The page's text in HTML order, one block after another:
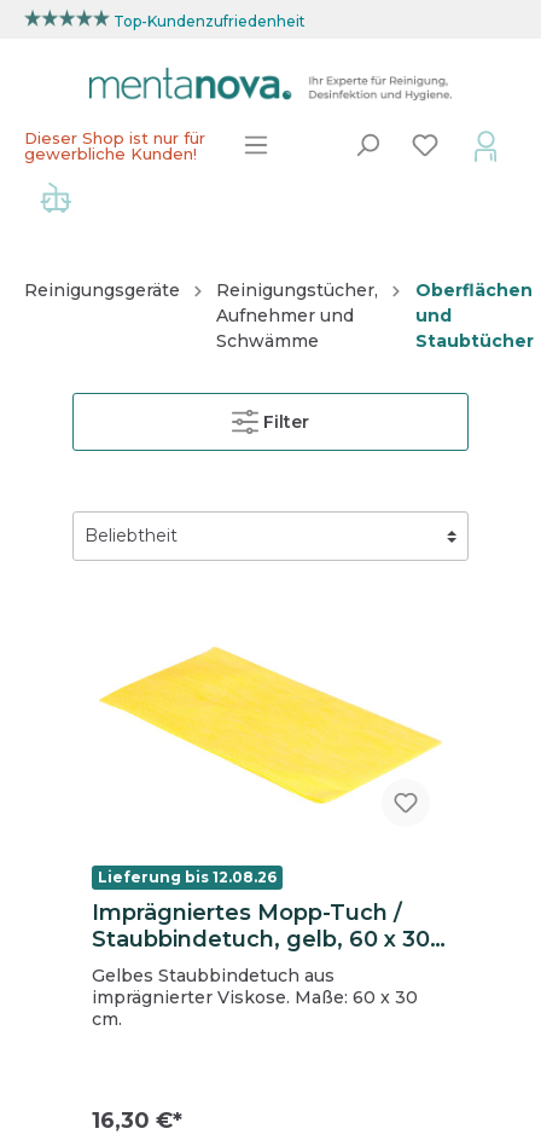
Top-Kundenzufriedenheit
Dieser Shop ist nur für
gewerbliche Kunden!
Reinigungsgeräte
Reinigungstücher,
Aufnehmer und
Schwämme
Oberflächen
und
Staubtücher
Filter
Lieferung bis 12.08.26
Imprägniertes Mopp-Tuch /
Staubbindetuch, gelb, 60 x 30
cm, ca. 60 g/m²
Gelbes Staubbindetuch aus
imprägnierter Viskose. Maße: 60 x 30
cm.
16,30 €*